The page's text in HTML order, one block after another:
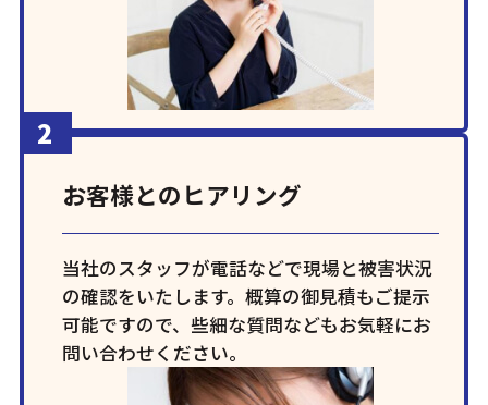
お客様とのヒアリング
当社のスタッフが電話などで現場と被害状況
の確認をいたします。概算の御見積もご提示
可能ですので、些細な質問などもお気軽にお
問い合わせください。